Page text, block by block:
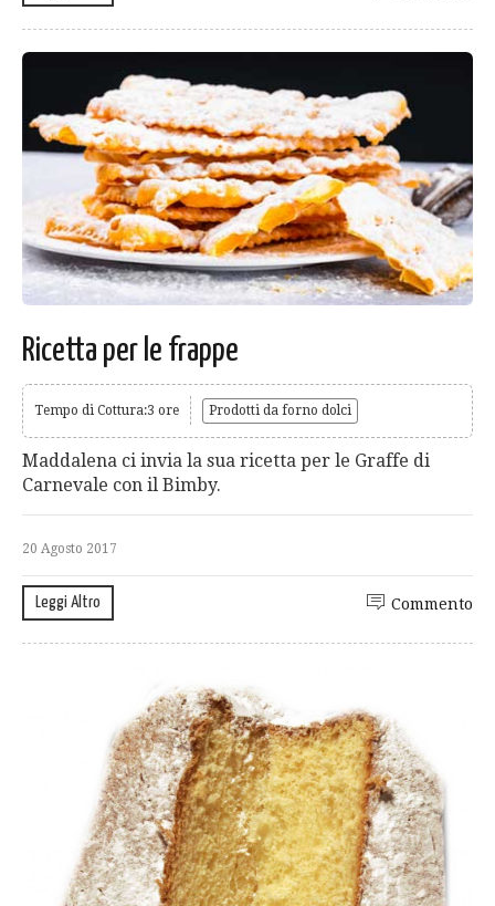
Ricetta per le frappe
Tempo di Cottura:3 ore Prodotti da forno dolci
Maddalena ci invia la sua ricetta per le Graffe di
Carnevale con il Bimby.
20 Agosto 2017
Leggi Altro Commento